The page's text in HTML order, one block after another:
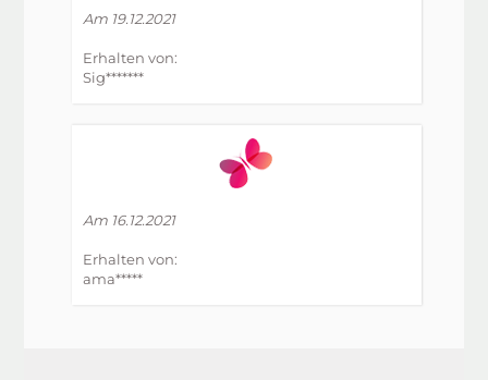
Am 19.12.2021
Erhalten von:
Sig*******
Am 16.12.2021
Erhalten von:
ama*****